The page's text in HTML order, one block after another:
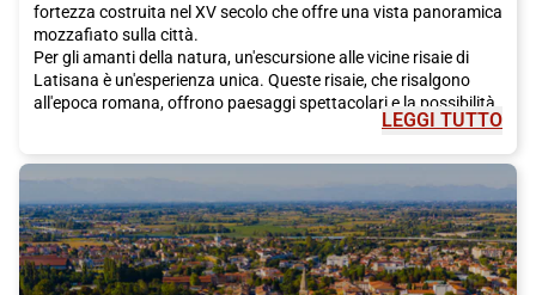
fortezza costruita nel XV secolo che offre una vista panoramica
mozzafiato sulla città.
Per gli amanti della natura, un'escursione alle vicine risaie di
Latisana è un'esperienza unica. Queste risaie, che risalgono
all'epoca romana, offrono paesaggi spettacolari e la possibilità
di ammirare una grande varietà di flora e fauna. È anche
Ma Latisana non è solo storia e natura, è anche rinomata per la
sua eccellente cucina. Una delle specialità culinarie più famose
della città è il Prosciutto di San Daniele, un prelibato prosciutto
crudo prodotto nella vicina città di San Daniele del Friuli. Non
LEGGI TUTTO